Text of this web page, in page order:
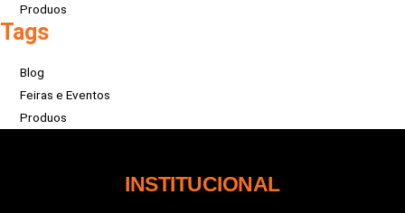
Produos
Tags
Blog
Feiras e Eventos
Produos
INSTITUCIONAL